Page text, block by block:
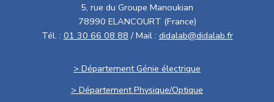
5, rue du Groupe Manoukian
78990 ELANCOURT (France)
Tél. : 01 30 66 08 88 / Mail : didalab@didalab.fr
> Département Génie électrique
> Département Physique/Optique